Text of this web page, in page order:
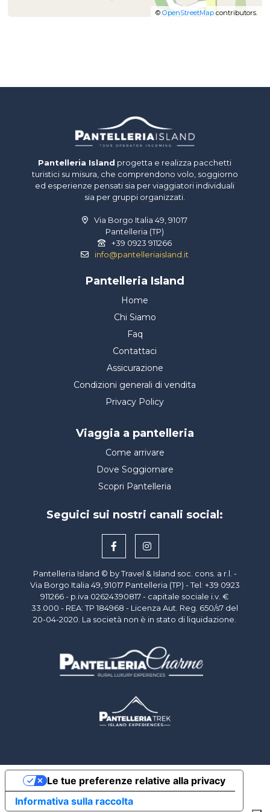
© OpenStreetMapcontributors.
Pantelleria Island progetta e realizza pacchetti
turistici su misura, che comprendono volo, soggiorno
ed esperienze pensati sia per viaggiatori individuali
sia per gruppi organizzati.
Via Borgo Italia 49, 91017
Pantelleria (TP)
+39 0923 911266
info@pantelleriaisland.it
Pantelleria Island
Home
Chi Siamo
Faq
Contattaci
Assicurazione
Condizioni generali di vendita
Privacy Policy
Viaggia a pantelleria
Come arrivare
Dove Soggiornare
Scopri Pantelleria
Seguici sui nostri canali social:
Pantelleria Island © by Travel & Island soc. cons. a r.l. -
Via Borgo Italia 49, 91017 Pantelleria (TP) - Tel: +39 0923
911266 - p.iva 02624390817- capitale sociale i.v. €
33.000 - REA: TP 184968 - Licenza Aut. Reg. 650/s7 del
20-04-2020. La società non è in stato di liquidazione.
Informativa sulla raccolta
Le tue preferenze relative alla privacy